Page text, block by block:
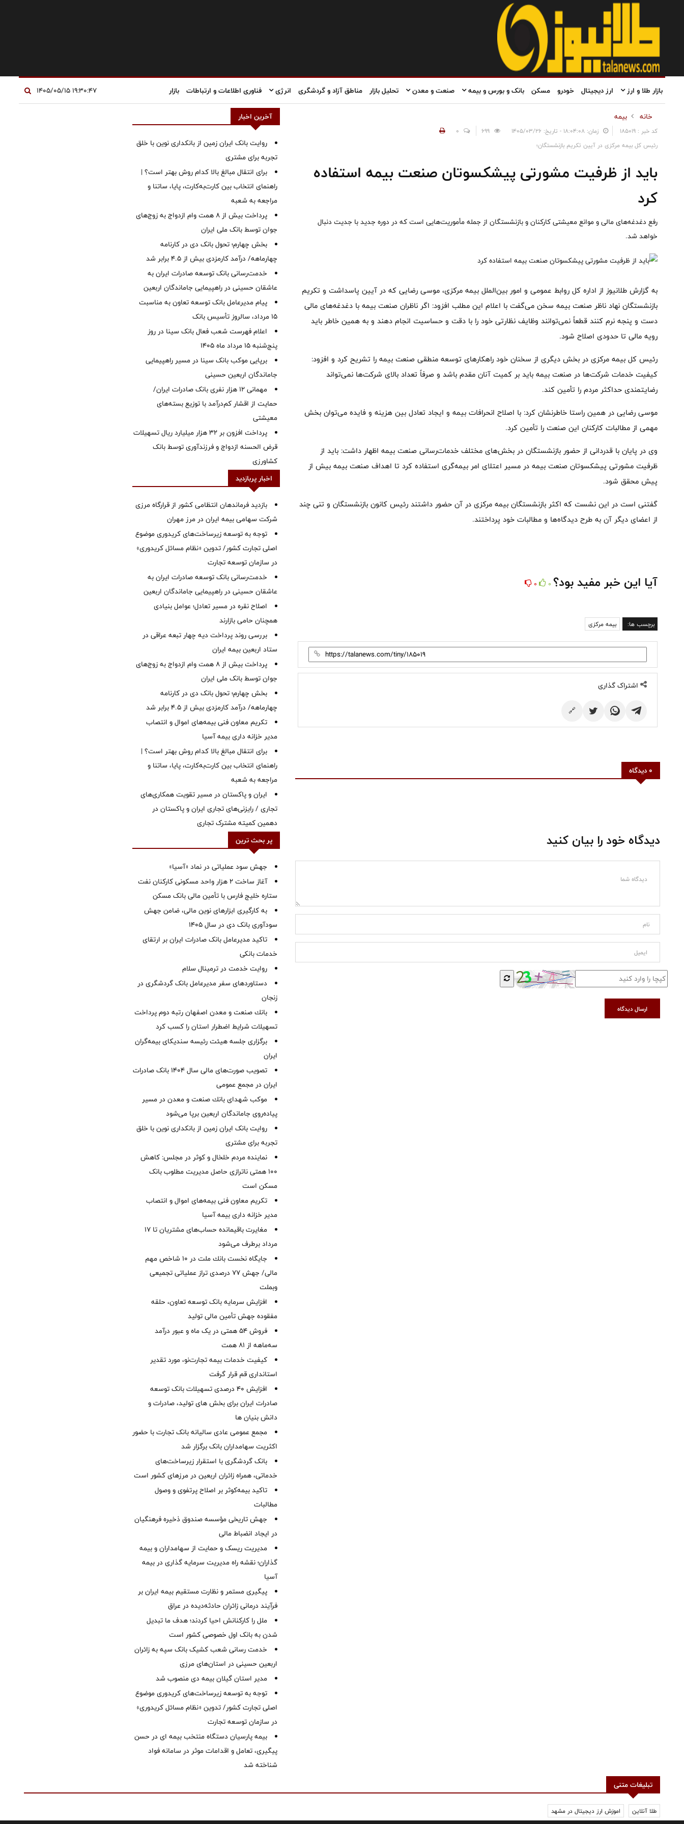
بازار طلا و ارز ارز دیجیتال خودرو مسکن بانک و بورس و بیمه صنعت و معدن تحلیل بازار مناطق آزاد و گردشگری انرژی فناوری اطلاعات و ارتباطات بازار
خانه بیمه
کد خبر : 185019 زمان: ۱۸:۰۴:۰۸ - تاریخ: ۱۴۰۵/۰۳/۲۶
0
رئیس کل بیمه مرکزی در آیین تکریم بازنشستگان؛
باید از ظرفیت مشورتی پیشکسوتان صنعت بیمه استفاده
کرد
رفع دغدغه‌های مالی و موانع معیشتی کارکنان و بازنشستگان از جمله مأموریت‌هایی است که در دوره جدید با جدیت دنبال
خواهد شد.
به گزارش طلانیوز از اداره کل روابط عمومی و امور بین‌الملل بیمه مرکزی، موسی رضایی که در آیین پاسداشت و تکریم
بازنشستگان نهاد ناظر صنعت بیمه سخن می‌گفت با اعلام این مطلب افزود: اگر ناظران صنعت بیمه با دغدغه‌های مالی
دست و پنجه نرم کنند قطعاً نمی‌توانند وظایف نظارتی خود را با دقت و حساسیت انجام دهند و به همین خاطر باید
رویه مالی تا حدودی اصلاح شود.
رئیس کل بیمه مرکزی در بخش دیگری از سخنان خود راهکارهای توسعه منطقی صنعت بیمه را تشریح کرد و افزود:
کیفیت خدمات شرکت‌ها در صنعت بیمه باید بر کمیت آنان مقدم باشد و صرفاً تعداد بالای شرکت‌ها نمی‌تواند
رضایتمندی حداکثر مردم را تأمین کند.
موسی رضایی در همین راستا خاطرنشان کرد: با اصلاح انحرافات بیمه و ایجاد تعادل بین هزینه و فایده می‌توان بخش
مهمی از مطالبات کارکنان این صنعت را تأمین کرد.
وی در پایان با قدردانی از حضور بازنشستگان در بخش‌های مختلف خدمات‌رسانی صنعت بیمه اظهار داشت: باید از
ظرفیت‌ مشورتی پیشکسوتان صنعت بیمه در مسیر اعتلای امر بیمه‌گری استفاده کرد تا اهداف صنعت بیمه بیش از
پیش محقق شود.
گفتنی است در این نشست که اکثر بازنشستگان بیمه مرکزی در آن حضور داشتند رئیس کانون بازنشستگان و تنی چند
از اعضای دیگر آن به طرح دیدگاه‌ها و مطالبات خود پرداختند.
آیا این خبر مفید بود؟ 0
0
برچسب ها: بیمه مرکزی
اشتراک گذاری
🔗
0 دیدگاه
دیدگاه خود را بیان کنید
ارسال دیدگاه
آخرین اخبار
روایت بانک ایران زمین از بانکداری نوین با خلق
تجربه برای مشتری
برای انتقال مبالغ بالا کدام روش بهتر است؟ |
راهنمای انتخاب بین کارت‌به‌کارت، پایا، ساتنا و
مراجعه به شعبه
پرداخت بیش از ۸ همت وام ازدواج به زوج‌های
جوان توسط بانک ملی ایران
بخش چهارم؛ تحول بانک دی در کارنامه
چهارماهه/ درآمد کارمزدی بیش از ۴.۵ برابر شد
خدمت‌رسانی بانک توسعه صادرات ایران به
عاشقان حسینی در راهپیمایی جاماندگان اربعین
پیام مدیرعامل بانک توسعه تعاون به مناسبت
15 مرداد، سالروز تأسیس بانک
اعلام فهرست شعب فعال بانک سینا در روز
پنج‌شنبه 15 مرداد ماه 1405
برپایی موکب بانک سینا در مسیر راهپیمایی
جاماندگان اربعین حسینی
مهمانی ۱۲ هزار نفری بانک صادرات ایران/
حمایت از اقشار کم‌درآمد با توزیع بسته‌های
معیشتی
پرداخت افزون بر 32 هزار میلیارد ریال تسهیلات
قرض الحسنه ازدواج و فرزندآوری توسط بانک
کشاورزی
اخبار پربازدید
بازدید فرماندهان انتظامی کشور از قرارگاه مرزی
شرکت سهامی بیمه ایران در مرز مهران
توجه به توسعه زیرساخت‌های کریدوری موضوع
اصلی تجارت کشور/ تدوین «نظام مسائل کریدوری»
در سازمان توسعه تجارت
خدمت‌رسانی بانک توسعه صادرات ایران به
عاشقان حسینی در راهپیمایی جاماندگان اربعین
اصلاح نقره در مسیر تعادل؛ عوامل بنیادی
همچنان حامی بازارند
بررسی روند پرداخت دیه چهار تبعه عراقی در
ستاد اربعین بیمه ایران
پرداخت بیش از ۸ همت وام ازدواج به زوج‌های
جوان توسط بانک ملی ایران
بخش چهارم؛ تحول بانک دی در کارنامه
چهارماهه/ درآمد کارمزدی بیش از ۴.۵ برابر شد
تکریم معاون فنی بیمه‌های اموال و انتصاب
مدیر خزانه داری بیمه آسیا
برای انتقال مبالغ بالا کدام روش بهتر است؟ |
راهنمای انتخاب بین کارت‌به‌کارت، پایا، ساتنا و
مراجعه به شعبه
ایران و پاکستان در مسیر تقویت همکاری‌های
تجاری / رایزنی‌های تجاری ایران و پاکستان در
دهمین کمیته مشترک تجاری
پر بحث ترین
جهش سود عملیاتی در نماد «آسیا»
آغاز ساخت ۲ هزار واحد مسکونی کارکنان نفت
ستاره خلیج فارس با تأمین مالی بانک مسکن
به کارگیری ابزارهای نوین مالی، ضامن جهش
سودآوری بانک دی در سال 1405
تاکید مدیرعامل بانک صادرات ایران بر ارتقای
خدمات بانکی
روایت خدمت در ترمینال سلام
دستاوردهای سفر مدیرعامل بانک گردشگری در
زنجان
بانك صنعت و معدن اصفهان رتبه دوم پرداخت
تسهیلات شرایط اضطرار استان را كسب كرد
برگزاری جلسه هیئت رئیسه سندیکای بیمه‌گران
ایران
تصویب صورت‌های مالی سال ۱۴۰۴ بانک صادرات
ایران در مجمع عمومی
موكب شهدای بانك صنعت و معدن در مسیر
پیاده‌روی جاماندگان اربعین برپا می‌شود
روایت بانک ایران زمین از بانکداری نوین با خلق
تجربه برای مشتری
نماینده مردم خلخال و کوثر در مجلس: کاهش
۱۰۰ همتی ناترازی حاصل مدیریت مطلوب بانک
مسکن است
تکریم معاون فنی بیمه‌های اموال و انتصاب
مدیر خزانه داری بیمه آسیا
مغایرت‌ باقیمانده حساب‌های مشتریان تا ۱۷
مرداد برطرف می‌شود
جایگاه نخست بانك ملت در 10 شاخص مهم
مالی/ جهش 77 درصدی تراز عملیاتی تجمیعی
وبملت
افزایش سرمایه بانک توسعه تعاون، حلقه
مفقوده جهش تأمین مالی تولید
فروش 54 همتی در یک ماه و عبور درآمد
سه‌ماهه از 81 همت
کیفیت خدمات بیمه تجارت‌نو، مورد تقدیر
استانداری قم قرار گرفت
افزایش 40 درصدی تسهیلات بانک توسعه
صادرات ایران برای بخش های تولید، صادرات و
دانش بنیان ها
مجمع عمومی عادی سالیانه بانک تجارت با حضور
اکثریت سهامداران بانک برگزار شد
بانک گردشگری با استقرار زیرساخت‌های
خدماتی، همراه زائران اربعین در مرزهای کشور است
تاکید بیمه‌کوثر بر اصلاح پرتفوی و وصول
مطالبات ‌
جهش تاریخی مؤسسه صندوق ذخیره فرهنگیان
در ایجاد انضباط مالی
مدیریت ریسک و حمایت از سهامداران و بیمه
گذاران؛ نقشه راه مدیریت سرمایه گذاری در بیمه
آسیا
پیگیری مستمر و نظارت مستقیم بیمه ایران بر
فرآیند درمانی زائران حادثه‌دیده در عراق
ملل را کارکنانش احیا کردند؛ هدف ما تبدیل
شدن به بانک اول خصوصی کشور است
خدمت رسانی شعب کشیک بانک سپه به زائران
اربعین حسینی در استان‌‌های مرزی
‌مدیر استان گیلان بیمه دی منصوب شد
توجه به توسعه زیرساخت‌های کریدوری موضوع
اصلی تجارت کشور/ تدوین «نظام مسائل کریدوری»
در سازمان توسعه تجارت
بیمه پارسیان دستگاه منتخب بیمه ای در حسن
پیگیری، تعامل و اقدامات موثر در سامانه فواد
شناخته شد
تبلیغات متنی
طلا آنلاین اموزش ارز دیجیتال در مشهد